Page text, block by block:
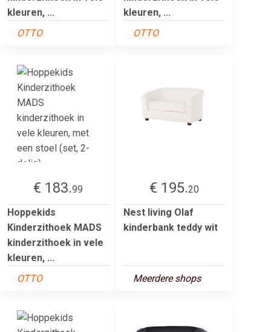
kleuren, ...
OTTO
kleuren, ...
OTTO
€ 183.99
Hoppekids
Kinderzithoek MADS
kinderzithoek in vele
kleuren, ...
OTTO
€ 195.20
Nest living Olaf
kinderbank teddy wit
Meerdere shops